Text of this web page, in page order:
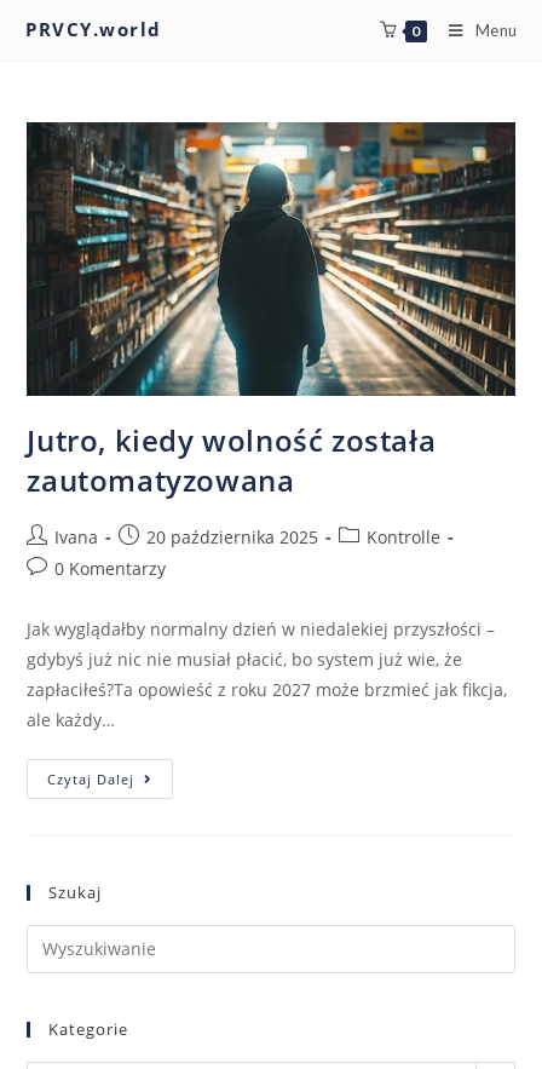
PRVCY.world 0 Menu
Jutro, kiedy wolność została
zautomatyzowana
Ivana 20 października 2025
Kontrolle
0 Komentarzy
Jak wyglądałby normalny dzień w niedalekiej przyszłości –
gdybyś już nic nie musiał płacić, bo system już wie, że
zapłaciłeś?Ta opowieść z roku 2027 może brzmieć jak fikcja,
ale każdy…
Czytaj Dalej
Szukaj
Kategorie